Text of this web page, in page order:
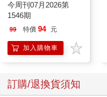
今周刊07月2026第
1546期
99 特價 94 元
加入購物車
訂購/退換貨須知